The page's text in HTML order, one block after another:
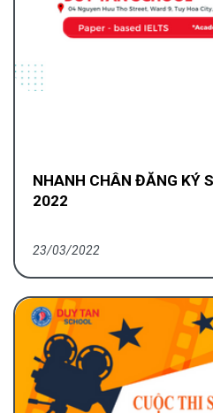
NHANH CHÂN ĐĂNG KÝ
2022
23/03/2022